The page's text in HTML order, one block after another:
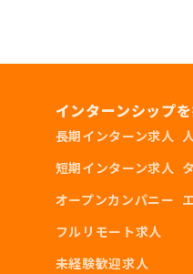
インターンシップ
長期インターン求人
短期インターン求人
オープンカンパニー
フルリモート求人
未経験歓迎求人